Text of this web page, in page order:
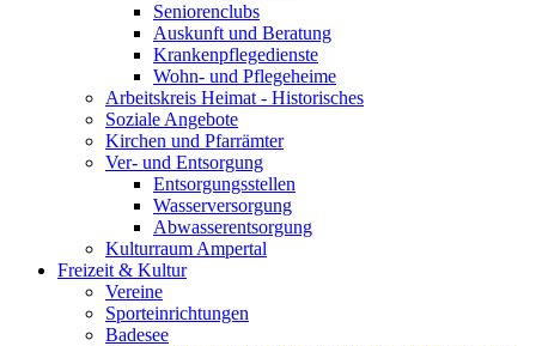
Seniorenclubs
Auskunft und Beratung
Krankenpflegedienste
Wohn- und Pflegeheime
Arbeitskreis Heimat - Historisches
Soziale Angebote
Kirchen und Pfarrämter
Ver- und Entsorgung
Entsorgungsstellen
Wasserversorgung
Abwasserentsorgung
Kulturraum Ampertal
Freizeit & Kultur
Vereine
Sporteinrichtungen
Badesee